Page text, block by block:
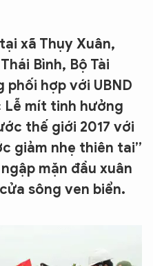
xã Thụy Xuân,
Bình, Bộ Tài
hợp với UBND
Lễ mít tinh hưởng
thế giới 2017 với
giảm nhẹ thiên tai”
mặn đầu xuân
sông ven biển.